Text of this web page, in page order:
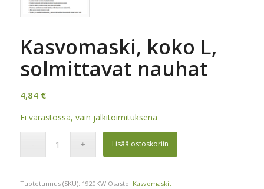
Kasvomaski, koko L,
solmittavat nauhat
4,84 €
Ei varastossa, vain jälkitoimituksena
Lisää ostoskoriin
Tuotetunnus (SKU): 1920KW Osasto: Kasvomaskit